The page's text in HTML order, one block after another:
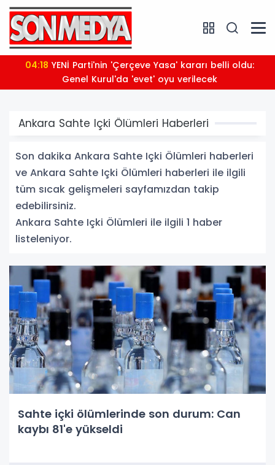
04:18YENİ Parti'nin 'Çerçeve Yasa' kararı belli oldu:
Genel Kurul'da 'evet' oyu verilecek
Ankara Sahte Içki Ölümleri Haberleri
Son dakika Ankara Sahte Içki Ölümleri haberleri
ve Ankara Sahte Içki Ölümleri haberleri ile ilgili
tüm sıcak gelişmeleri sayfamızdan takip
edebilirsiniz.
Ankara Sahte Içki Ölümleri ile ilgili 1 haber
listeleniyor.
Sahte içki ölümlerinde son durum: Can
kaybı 81'e yükseldi